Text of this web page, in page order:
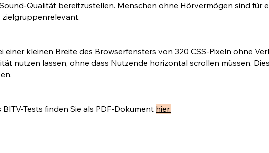
Qualität bereitzustellen. Menschen ohne Hörvermögen sind für
einer kleinen Breite des Browserfensters von 320 CSS-Pixeln ohne
nutzen lassen, ohne dass Nutzende horizontal scrollen müssen.
Tests finden Sie als PDF-Dokument hier.